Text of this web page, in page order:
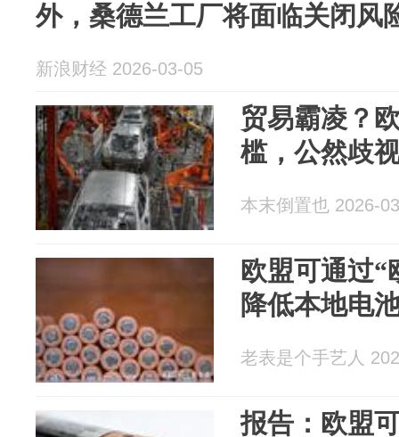
外，桑德兰工厂将面临关闭风
新浪财经 2026-03-05
贸易霸凌？
槛，公然歧
本末倒置也 2026-
欧盟可通过
降低本地电
老表是个手艺人
报告：欧盟